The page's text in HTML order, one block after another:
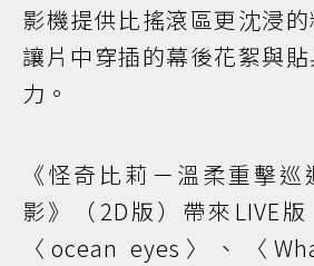
影機提供比搖滾區更沈浸
讓片中穿插的幕後花絮與
力。
《怪奇比莉－溫柔重擊
影》（2D版）帶來LIVE
〈ocean eyes〉、〈